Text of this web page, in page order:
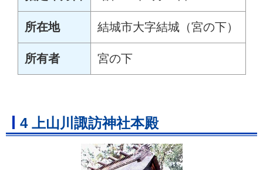
所在地 結城市大字結城（宮の下）
所有者 宮の下
4 上山川諏訪神社本殿